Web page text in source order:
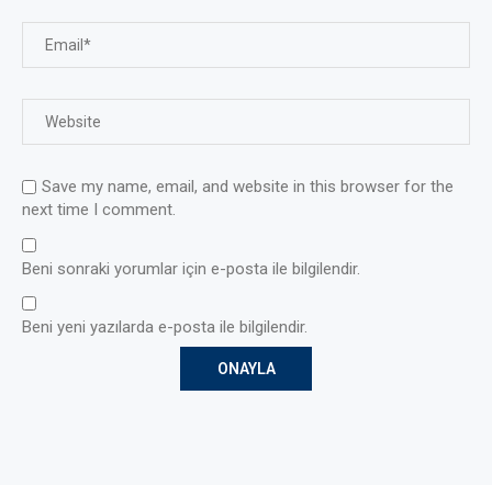
Save my name, email, and website in this browser for the
next time I comment.
Beni sonraki yorumlar için e-posta ile bilgilendir.
Beni yeni yazılarda e-posta ile bilgilendir.